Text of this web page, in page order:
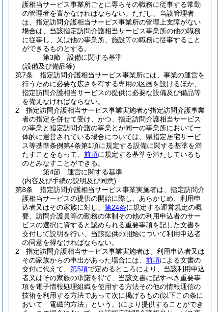
護相当サービス事業所ごとに専らその職務に従事する常勤
の管理者を置かなければならない。 ただし、当該管理者
は、指定訪問介護相当サービス事業所の管理上支障がない
場合は、当該指定訪問介護相当サービス事業所の他の職務
に従事し、又は他の事業所、施設等の職務に従事すること
ができるものとする。
第3節
設備に関する基準
(設備及び備品等)
第7条
指定訪問介護相当サービス事業所には、事業の運営を
行うために必要な広さを有する専用の区画を設けるほか、
指定訪問介護相当サービスの提供に必要な設備及び備品等
を備えなければならない。
2
指定訪問介護相当サービス事業実施者が指定訪問介護事業
者の指定を併せて受け、かつ、指定訪問介護相当サービス
の事業と指定訪問介護の事業とが同一の事業所において一
体的に運営されている場合については、県指定居宅サービ
ス等基準条例第4条第1項に規定する設備に関する基準を満
たすことをもって、 前項に規定する基準を満たしているも
のとみなすことができる。
第4節
運営に関する基準
(内容及び手続の説明及び同意)
第8条
指定訪問介護相当サービス事業実施者は、指定訪問介
護相当サービスの提供の開始に際し、あらかじめ、利用申
込者又はその家族に対し、 第24条に規定する運営規定の概
要、訪問介護員等の勤務の体制その他の利用申込者のサー
ビスの選択に資すると認められる重要事項を記した文書を
交付して説明を行い、当該提供の開始について利用申込者
の同意を得なければならない。
2
指定訪問介護相当サービス事業実施者は、利用申込者又は
その家族からの申出があった場合には、 前項による文書の
交付に代えて、 第5項で定めるところにより、当該利用申込
者又はその家族の承諾を得て、当該文書に記すべき重要事
項を電子情報処理組織を使用する方法その他の情報通信の
技術を利用する方法であって次に掲げるもの(以下この条に
おいて「電磁的方法」という。)により提供することができ